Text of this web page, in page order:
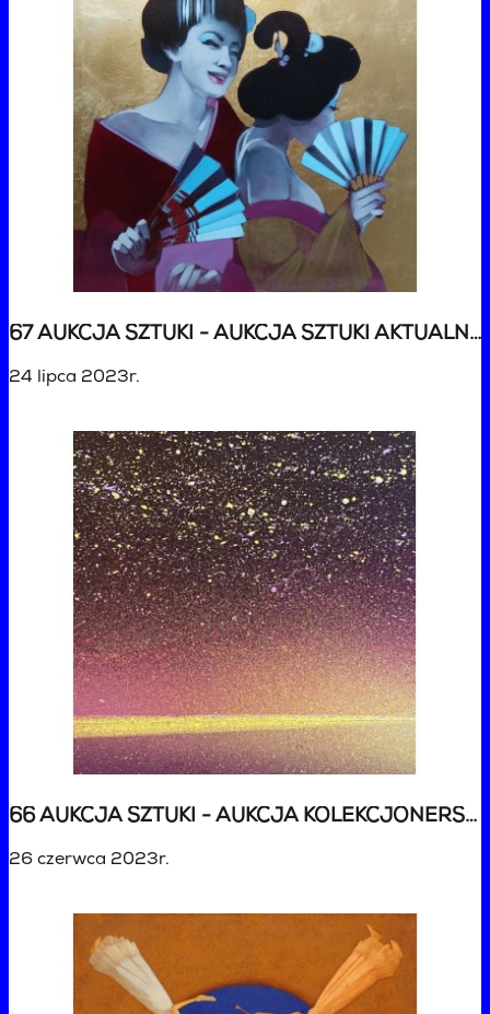
67 AUKCJA SZTUKI - AUKCJA SZTUKI AKTUALNEJ
24 lipca 2023r.
66 AUKCJA SZTUKI - AUKCJA KOLEKCJONERSKA
26 czerwca 2023r.